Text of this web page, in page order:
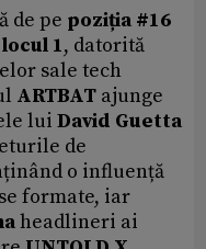
de pe poziția #16
locul 1, datorită
sale tech
ARTBAT ajunge
lui David Guetta
de
o influență
formate, iar
headlineri ai